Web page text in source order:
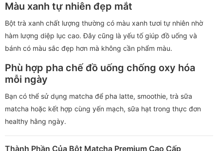
Màu xanh tự nhiên đẹp mắt
Bột trà xanh chất lượng thường có màu xanh tươi tự nhiên nhờ
hàm lượng diệp lục cao. Đây cũng là yếu tố giúp đồ uống và
bánh có màu sắc đẹp hơn mà không cần phẩm màu.
Phù hợp pha chế đồ uống chống oxy hóa
mỗi ngày
Bạn có thể sử dụng matcha để pha latte, smoothie, trà sữa
matcha hoặc kết hợp cùng yến mạch, sữa hạt trong thực đơn
healthy hằng ngày.
Thành Phần Của Bột Matcha Premium Cao Cấp